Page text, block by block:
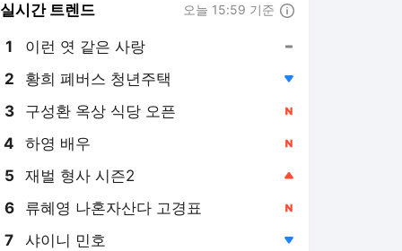
실시간 트렌드 오늘 15:59 기준
1 이런 엿 같은 사랑
3 구성환 옥상 식당 오픈
4 하영 배우
5 재벌 형사 시즌2
6 류혜영 나혼자산다 고경표
7 샤이니 민호